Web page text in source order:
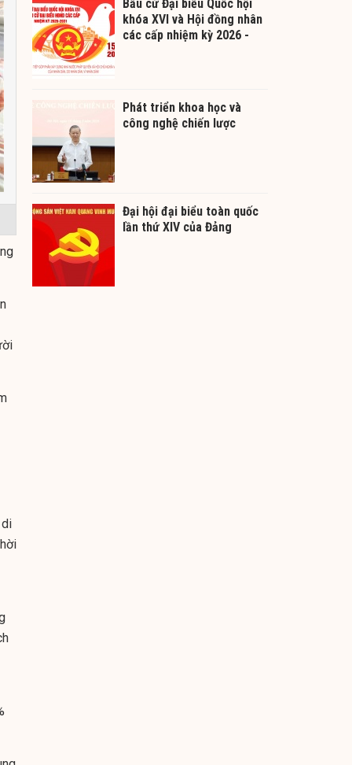
Bầu cử Đại biểu Quốc hội
khóa XVI và Hội đồng nhân
các cấp nhiệm kỳ 2026 -
Phát triển khoa học và
công nghệ chiến lược
Đại hội đại biểu toàn quốc
lần thứ XIV của Đảng